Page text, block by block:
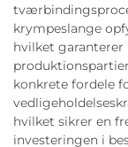
krympeslange
hvilket
konkrete fordele
hvilket sikrer en
investeringen i